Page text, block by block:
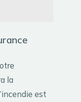
la
est